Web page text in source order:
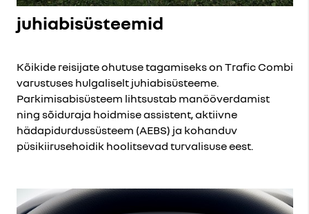
juhiabisüsteemid
Kõikide reisijate ohutuse tagamiseks on Trafic Combi
varustuses hulgaliselt juhiabisüsteeme.
Parkimisabisüsteem lihtsustab manööverdamist
ning sõiduraja hoidmise assistent, aktiivne
hädapidurdussüsteem (AEBS) ja kohanduv
püsikiirusehoidik hoolitsevad turvalisuse eest.